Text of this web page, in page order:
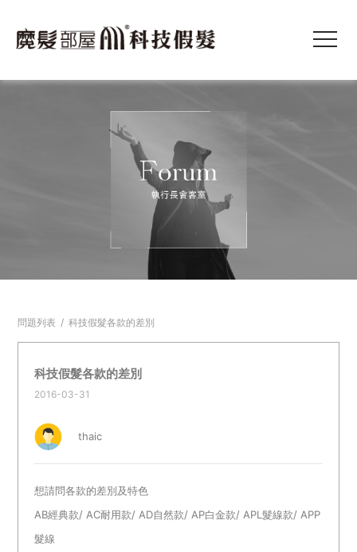
問題列表 / 科技假髮各款的差別
科技假髮各款的差別
2016-03-31
thaic
想請問各款的差別及特色
AB經典款/ AC耐用款/ AD自然款/ AP白金款/ APL髮線款/ APP
髮線